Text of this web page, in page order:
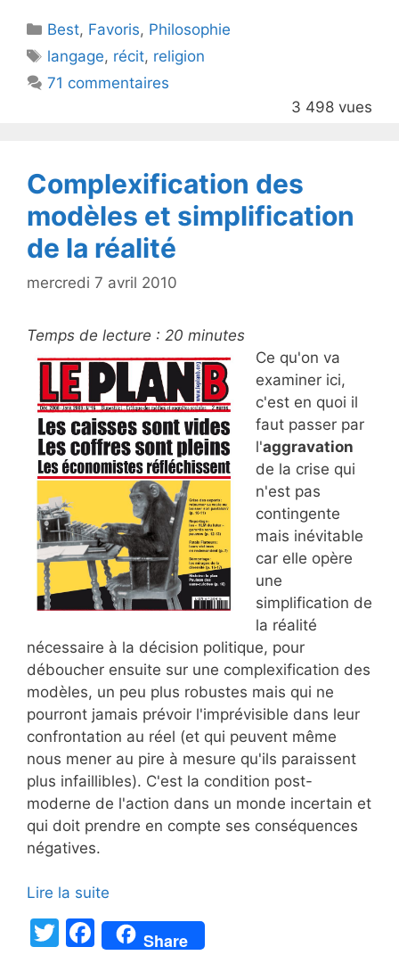
er e
b
o
Catégories
Best, Favoris, Philosophie
Étiquettes
langage, récit, religion
71 commentaires
3 498 vues
Complexification des
modèles et simplification
de la réalité
mercredi 7 avril 2010
Temps de lecture : 20 minutes
Ce qu'on va
examiner ici,
c'est en quoi il
faut passer par
l'aggravation
de la crise qui
n'est pas
contingente
mais inévitable
car elle opère
une
simplification de
la réalité
nécessaire à la décision politique, pour
déboucher ensuite sur une complexification des
modèles, un peu plus robustes mais qui ne
pourront jamais prévoir l'imprévisible dans leur
confrontation au réel (et qui peuvent même
nous mener au pire à mesure qu'ils paraissent
plus infaillibles). C'est la condition post-
moderne de l'action dans un monde incertain et
qui doit prendre en compte ses conséquences
négatives.
Lire la suite
T
F
a
Share